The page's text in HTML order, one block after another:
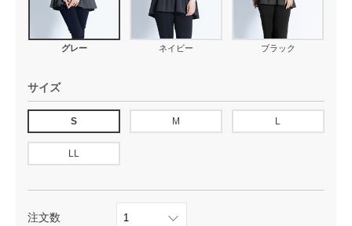
グレー ネイビー ブラック
サイズ
S M L
LL
注文数